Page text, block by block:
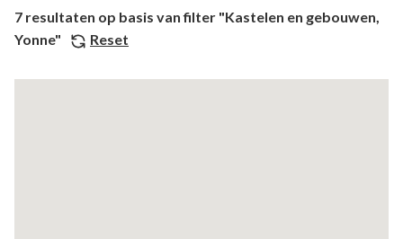
7 resultaten op basis van filter "Kastelen en gebouwen,
Yonne"
Reset